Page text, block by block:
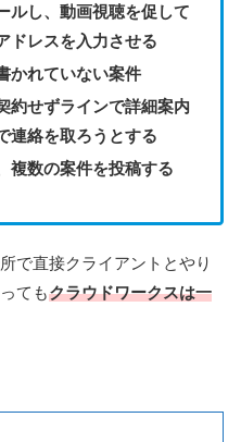
ルし、動画視聴を促して
ドレスを入力させる
かれていない案件
約せずラインで詳細案内
連絡を取ろうとする
複数の案件を投稿する
で直接クライアントとやり
てもクラウドワークスは一